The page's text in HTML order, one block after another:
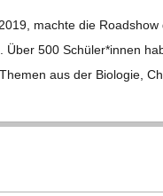
machte die
Über 500 Schüler*innen
aus der Bio­lo­gie,